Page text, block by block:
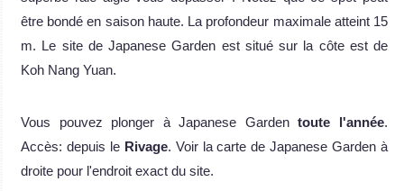
être bondé en saison haute. La profondeur maximale atteint 15
m. Le site de Japanese Garden est situé sur la côte est de
Koh Nang Yuan.
Vous pouvez plonger à Japanese Gardentoute l'année.
Accès: depuis le Rivage. Voir la carte de Japanese Garden à
droite pour l'endroit exact du site.